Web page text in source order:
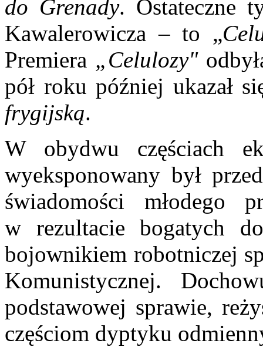
do Grenady. Ostateczne
Kawalerowicza – to „
Premiera „Celulozy"
pół roku później ukazał
frygijską.
W obydwu częściach
wyeksponowany był
świadomości młodego
w rezultacie bogatych
bojownikiem robotniczej
Komunistycznej.
podstawowej sprawie,
częściom dyptyku